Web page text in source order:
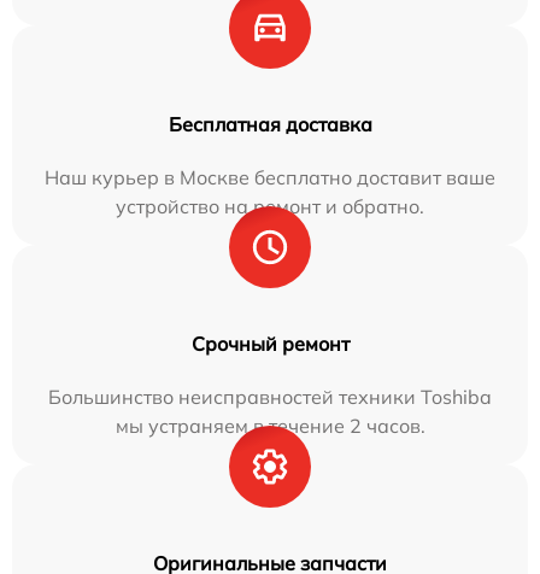
Бесплатная доставка
Наш курьер в Москве бесплатно доставит ваше
устройство на ремонт и обратно.
Срочный ремонт
Большинство неисправностей техники Toshiba
мы устраняем в течение 2 часов.
Оригинальные запчасти